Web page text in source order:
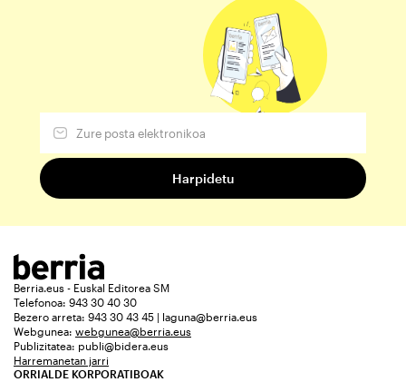
Berria.eus - Euskal Editorea SM
Telefonoa: 943 30 40 30
Bezero arreta: 943 30 43 45 | laguna@berria.eus
Webgunea: webgunea@berria.eus
Publizitatea: publi@bidera.eus
Harremanetan jarri
ORRIALDE KORPORATIBOAK